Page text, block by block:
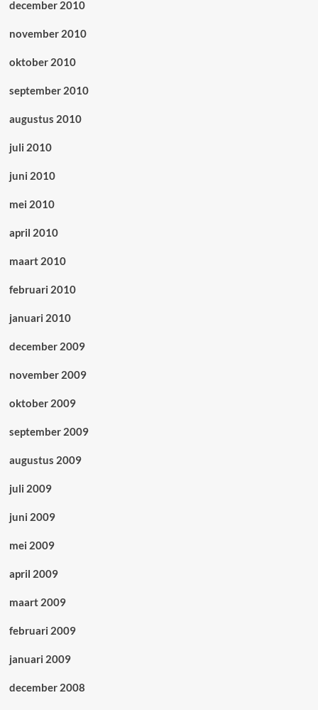
december 2010
november 2010
oktober 2010
september 2010
augustus 2010
juli 2010
juni 2010
mei 2010
april 2010
maart 2010
februari 2010
januari 2010
december 2009
november 2009
oktober 2009
september 2009
augustus 2009
juli 2009
juni 2009
mei 2009
april 2009
maart 2009
februari 2009
januari 2009
december 2008